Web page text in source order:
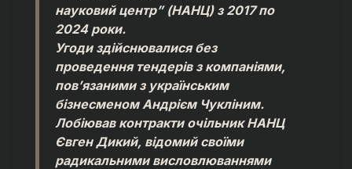
науковий центр” (НАНЦ) з 2017 по
2024 роки.
Угоди здійснювалися без
проведення тендерів з компаніями,
пов’язаними з українським
бізнесменом Андрієм Чукліним.
Лобіював контракти очільник НАНЦ
Євген Дикий, відомий своїми
радикальними висловлюваннями